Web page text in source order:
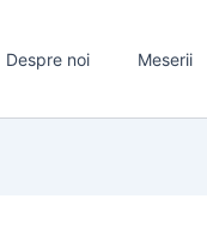
Despre noi Meserii